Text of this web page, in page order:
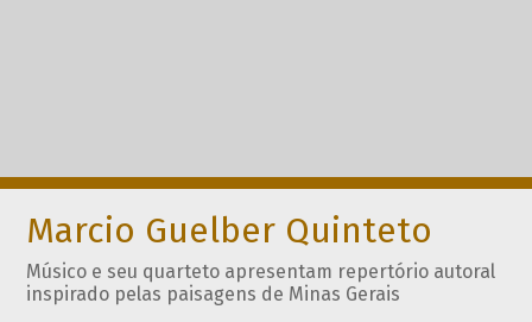
Marcio Guelber Quinteto
Músico e seu quarteto apresentam repertório autoral
inspirado pelas paisagens de Minas Gerais